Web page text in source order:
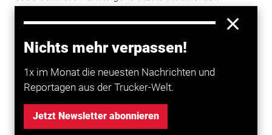
Nichts mehr verpassen!
1x im Monat die neuesten Nachrichten und
Reportagen aus der Trucker-Welt.
Jetzt Newsletter abonnieren
verschätzen und bei zu großer Last Rückenprobleme
bekommen. Die GewerkschaftVerdihatte sich für
eine ähnliche Regel starkgemacht.
Transport